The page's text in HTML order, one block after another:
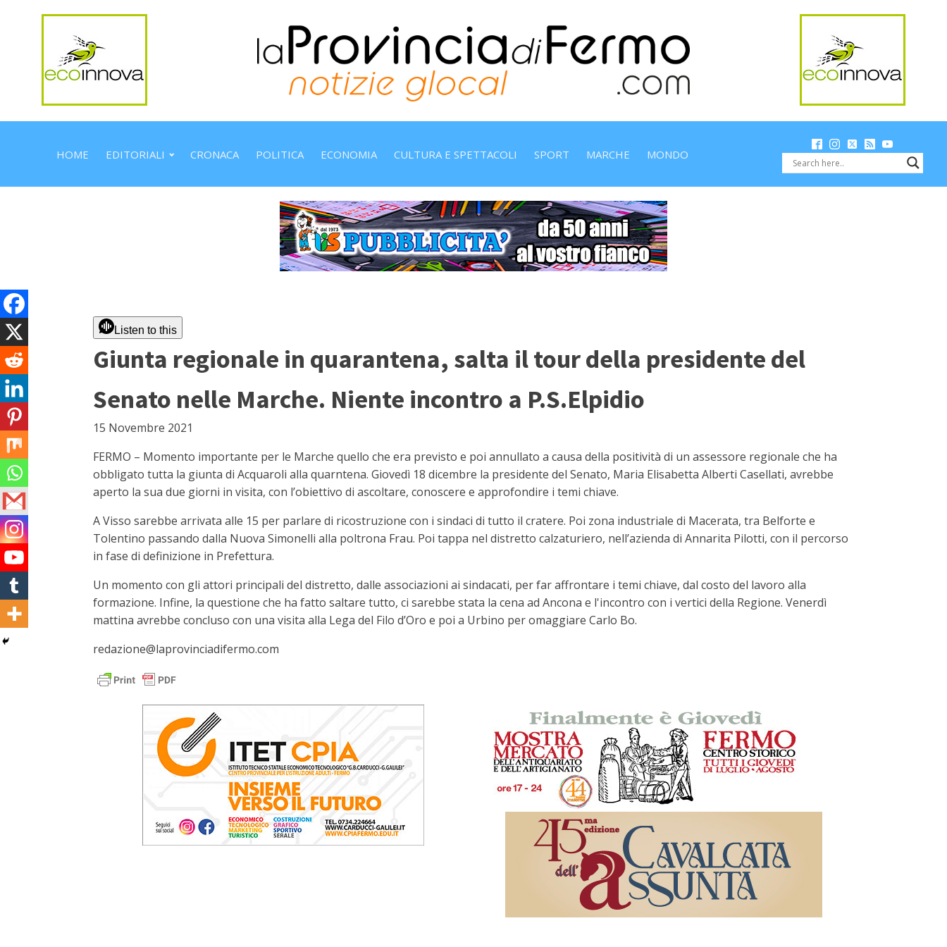
HOME EDITORIALI CRONACA POLITICA ECONOMIA CULTURA E SPETTACOLI SPORT MARCHE MONDO
Listen to this
Giunta regionale in quarantena, salta il tour della presidente del
Senato nelle Marche. Niente incontro a P.S.Elpidio
15 Novembre 2021
FERMO – Momento importante per le Marche quello che era previsto e poi annullato a causa della positività di un assessore regionale che ha
obbligato tutta la giunta di Acquaroli alla quarntena. Giovedì 18 dicembre la presidente del Senato, Maria Elisabetta Alberti Casellati, avrebbe
aperto la sua due giorni in visita, con l’obiettivo di ascoltare, conoscere e approfondire i temi chiave.
A Visso sarebbe arrivata alle 15 per parlare di ricostruzione con i sindaci di tutto il cratere. Poi zona industriale di Macerata, tra Belforte e
Tolentino passando dalla Nuova Simonelli alla poltrona Frau. Poi tappa nel distretto calzaturiero, nell’azienda di Annarita Pilotti, con il percorso
in fase di definizione in Prefettura.
Un momento con gli attori principali del distretto, dalle associazioni ai sindacati, per far affrontare i temi chiave, dal costo del lavoro alla
formazione. Infine, la questione che ha fatto saltare tutto, ci sarebbe stata la cena ad Ancona e l'incontro con i vertici della Regione. Venerdì
mattina avrebbe concluso con una visita alla Lega del Filo d’Oro e poi a Urbino per omaggiare Carlo Bo.
redazione@laprovinciadifermo.com